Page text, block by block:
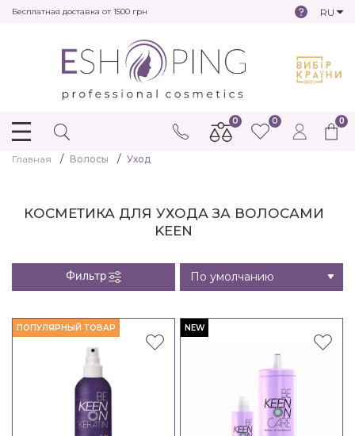
Бесплатная доставка от 1500 грн RU
0
0 0
Главная Волосы Уход
КОСМЕТИКА ДЛЯ УХОДА ЗА ВОЛОСАМИ
KEEN
Фильтр
ПОПУЛЯРНЫЙ ТОВАР NEW